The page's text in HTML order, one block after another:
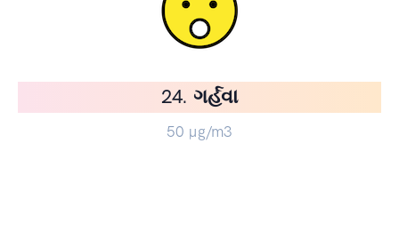
24. ગર્હવા
50 µg/m3